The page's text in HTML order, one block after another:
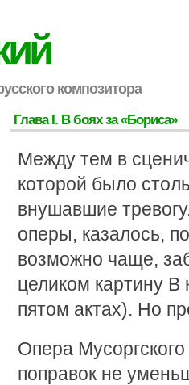
композитора
Глава I. В боях за «Бориса»
Между тем в
которой было
внушавшие
оперы, казалось,
возможно чаще,
целиком картину В
пятом актах). Но
Опера
поправок не